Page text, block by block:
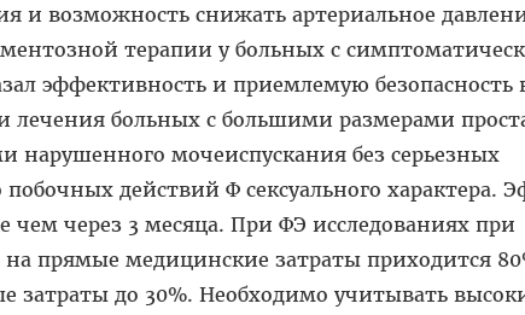
и возможность снижать артериальное
терапии у больных с
эффективность и приемлемую безопасность
лечения больных с большими размерами
мочеиспускания без серьезных
действий Ф сексуального характера.
чем через 3 месяца. При ФЭ исследованиях при
прямые медицинские затраты приходится
затраты до 30%. Необходимо учитывать